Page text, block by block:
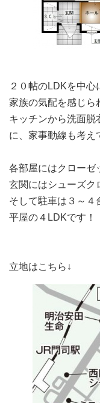
２０帖のLDKを中
家族の気配を感じら
キッチンから洗面脱
に、家事動線も考え
各部屋にはクローゼ
玄関にはシューズク
そして駐車は３～４
平屋の４LDKです！
立地はこちら↓